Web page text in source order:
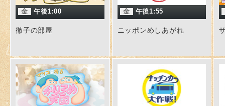
金 午後1:00
徹子の部屋
金 午後1:55
ニッポンめしあがれ